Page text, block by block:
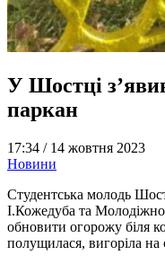
У Шостці
паркан
17:34 / 14 жовтня 2023
Новини
Студентська молодь
І.Кожедуба та
обновити огорожу біля
полущилася, вигоріла на